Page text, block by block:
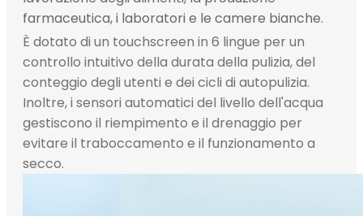
farmaceutica, i laboratori e le camere bianche.
È dotato di un touchscreen in 6 lingue per un
controllo intuitivo della durata della pulizia, del
conteggio degli utenti e dei cicli di autopulizia.
Inoltre, i sensori automatici del livello dell'acqua
gestiscono il riempimento e il drenaggio per
evitare il traboccamento e il funzionamento a
secco.